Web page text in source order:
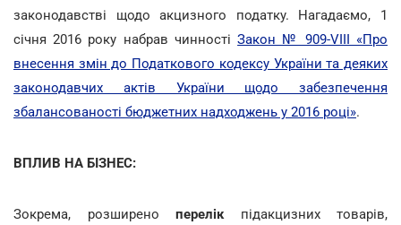
законодавстві щодо акцизного податку. Нагадаємо, 1
січня 2016 року набрав чинностіЗакон № 909-VIII «Про
внесення змін до Податкового кодексу України та деяких
законодавчих актів України щодо забезпечення
збалансованості бюджетних надходжень у 2016 році».
ВПЛИВ НА БІЗНЕС:
Зокрема, розширено перелікпідакцизних товарів,